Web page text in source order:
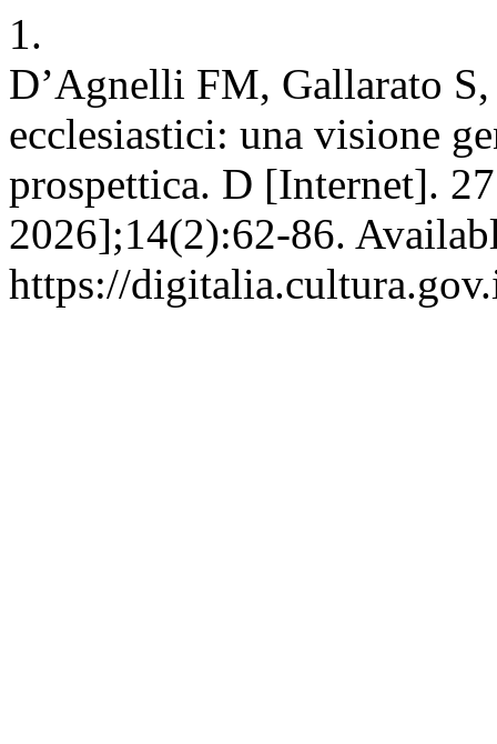
1.
D’Agnelli FM, Gallarato
ecclesiastici: una visione
prospettica. D [Internet].
2026];14(2):62-86.
https://